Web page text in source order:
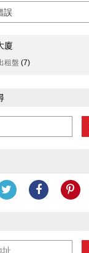
誤
廈
租盤 (7)